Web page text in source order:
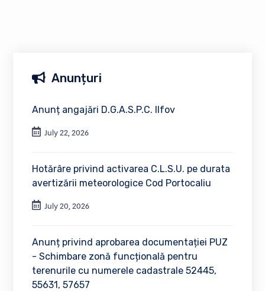
Anunțuri
Anunț angajări D.G.A.S.P.C. Ilfov
July 22, 2026
Hotărâre privind activarea C.L.S.U. pe durata
avertizării meteorologice Cod Portocaliu
July 20, 2026
Anunț privind aprobarea documentației PUZ
- Schimbare zonă funcțională pentru
terenurile cu numerele cadastrale 52445,
55631, 57657